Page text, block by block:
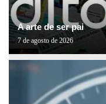
A arte de ser pai
7 de agosto de 2026